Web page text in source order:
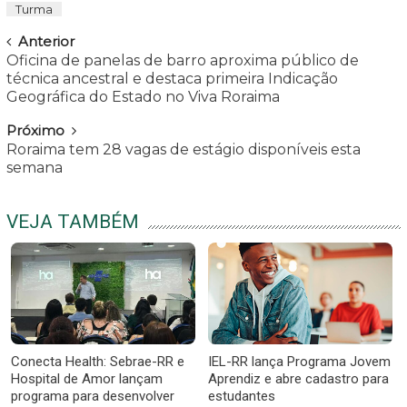
Turma
Navegar
Anterior
Oficina de panelas de barro aproxima público de
técnica ancestral e destaca primeira Indicação
Geográfica do Estado no Viva Roraima
Próximo
Roraima tem 28 vagas de estágio disponíveis esta
semana
VEJA TAMBÉM
Conecta Health: Sebrae-RR e
Hospital de Amor lançam
programa para desenvolver
IEL-RR lança Programa Jovem
Aprendiz e abre cadastro para
estudantes